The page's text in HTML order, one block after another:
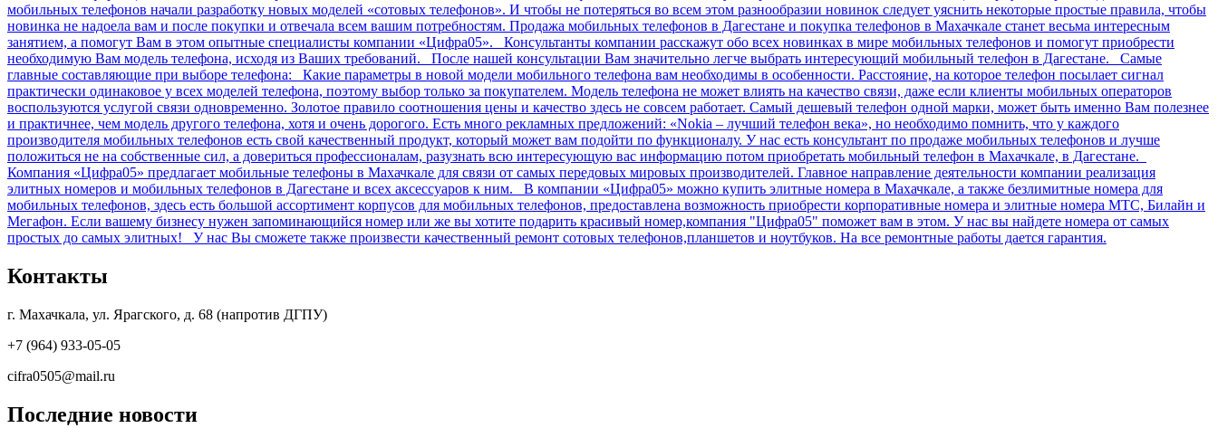
мобильных телефонов начали разработку новых моделей «сотовых телефонов». И чтобы не потеряться во всем этом разнообразии новинок следует уяснить некоторые простые правила, чтобы
новинка не надоела вам и после покупки и отвечала всем вашим потребностям. Продажа мобильных телефонов в Дагестане и покупка телефонов в Махачкале станет весьма интересным
занятием, а помогут Вам в этом опытные специалисты компании «Цифра05». Консультанты компании расскажут обо всех новинках в мире мобильных телефонов и помогут приобрести
необходимую Вам модель телефона, исходя из Ваших требований. После нашей консультации Вам значительно легче выбрать интересующий мобильный телефон в Дагестане. Самые
главные составляющие при выборе телефона: Какие параметры в новой модели мобильного телефона вам необходимы в особенности. Расстояние, на которое телефон посылает сигнал
практически одинаковое у всех моделей телефона, поэтому выбор только за покупателем. Модель телефона не может влиять на качество связи, даже если клиенты мобильных операторов
воспользуются услугой связи одновременно. Золотое правило соотношения цены и качество здесь не совсем работает. Самый дешевый телефон одной марки, может быть именно Вам полезнее
и практичнее, чем модель другого телефона, хотя и очень дорогого. Есть много рекламных предложений: «Nokia – лучший телефон века», но необходимо помнить, что у каждого
производителя мобильных телефонов есть свой качественный продукт, который может вам подойти по функционалу. У нас есть консультант по продаже мобильных телефонов и лучше
положиться не на собственные сил, а довериться профессионалам, разузнать всю интересующую вас информацию потом приобретать мобильный телефон в Махачкале, в Дагестане.
Компания «Цифра05» предлагает мобильные телефоны в Махачкале для связи от самых передовых мировых производителей. Главное направление деятельности компании реализация
элитных номеров и мобильных телефонов в Дагестане и всех аксессуаров к ним. В компании «Цифра05» можно купить элитные номера в Махачкале, а также безлимитные номера для
мобильных телефонов, здесь есть большой ассортимент корпусов для мобильных телефонов, предоставлена возможность приобрести корпоративные номера и элитные номера МТС, Билайн и
Мегафон. Если вашему бизнесу нужен запоминающийся номер или же вы хотите подарить красивый номер,компания "Цифра05" поможет вам в этом. У нас вы найдете номера от самых
простых до самых элитных! У нас Вы сможете также произвести качественный ремонт сотовых телефонов,планшетов и ноутбуков. На все ремонтные работы дается гарантия.
Контакты
г. Махачкала, ул. Ярагского, д. 68 (напротив ДГПУ)
+7 (964) 933-05-05
cifra0505@mail.ru
Последние новости